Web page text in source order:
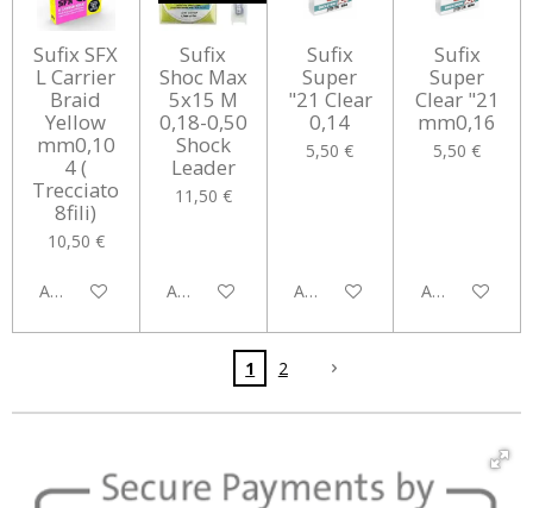
Sufix SFX
L Carrier
Braid
Yellow
mm0,10
4 (
Trecciato
8fili)
10,50 €
Aggiungi al carrello
Sufix
Shoc Max
5x15 M
0,18-0,50
Shock
Leader
11,50 €
Aggiungi al carrello
Sufix
Super
"21 Clear
0,14
5,50 €
Aggiungi al carrello
Sufix
Super
Clear "21
mm0,16
5,50 €
Aggiungi al
1 2